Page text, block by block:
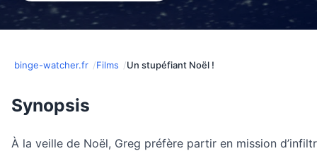
binge-watcher.fr Films Un stupéfiant Noël !
Synopsis
À la veille de Noël, Greg préfère partir en mission